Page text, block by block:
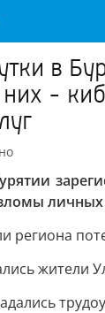
в
них -
личных
жители